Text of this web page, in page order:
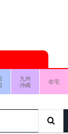
九州
沖縄
在宅